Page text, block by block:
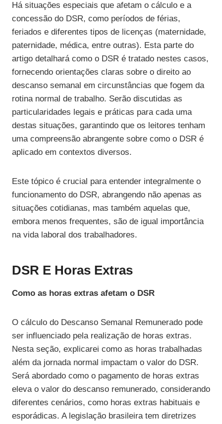
Há situações especiais que afetam o cálculo e a
concessão do DSR, como períodos de férias,
feriados e diferentes tipos de licenças (maternidade,
paternidade, médica, entre outras). Esta parte do
artigo detalhará como o DSR é tratado nestes casos,
fornecendo orientações claras sobre o direito ao
descanso semanal em circunstâncias que fogem da
rotina normal de trabalho. Serão discutidas as
particularidades legais e práticas para cada uma
destas situações, garantindo que os leitores tenham
uma compreensão abrangente sobre como o DSR é
aplicado em contextos diversos.
Este tópico é crucial para entender integralmente o
funcionamento do DSR, abrangendo não apenas as
situações cotidianas, mas também aquelas que,
embora menos frequentes, são de igual importância
na vida laboral dos trabalhadores.
DSR E Horas Extras
Como as horas extras afetam o DSR
O cálculo do Descanso Semanal Remunerado pode
ser influenciado pela realização de horas extras.
Nesta seção, explicarei como as horas trabalhadas
além da jornada normal impactam o valor do DSR.
Será abordado como o pagamento de horas extras
eleva o valor do descanso remunerado, considerando
diferentes cenários, como horas extras habituais e
esporádicas. A legislação brasileira tem diretrizes